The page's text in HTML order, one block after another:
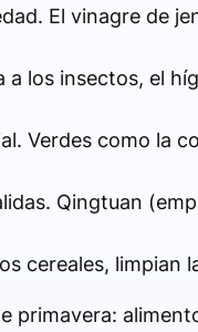
El vinagre de
a los insectos, el
Verdes como la
Qingtuan
cereales, limpian
primavera: